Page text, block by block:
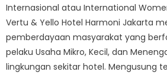
Internasional atau International
Vertu & Yello Hotel Harmoni Jakarta
pemberdayaan masyarakat yang
pelaku Usaha Mikro, Kecil, dan
lingkungan sekitar hotel. Mengusung